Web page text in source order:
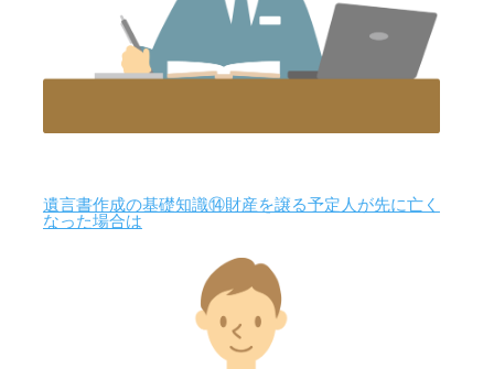
遺言書作成の基礎知識⑭財産を譲る予定人が先に亡く
なった場合は